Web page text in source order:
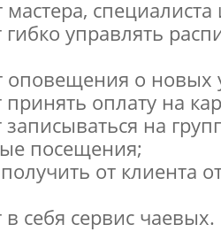
мастера,
управлять
о новых
оплату на
на
посещения;
от клиента
себя сервис чаевых.